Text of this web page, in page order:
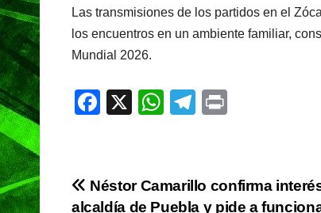
Las transmisiones de los partidos en el
los encuentros en un ambiente familiar,
Mundial 2026.
F
e
b
X
W
s
A
T
gr
a
Navegación
Néstor Camarillo confirma
alcaldía de Puebla y pide a